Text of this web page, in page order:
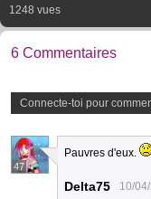
1248 vues
6 Commentaires
Connecte-toi pour
47
Pauvres d'eux.
Delta75 10/